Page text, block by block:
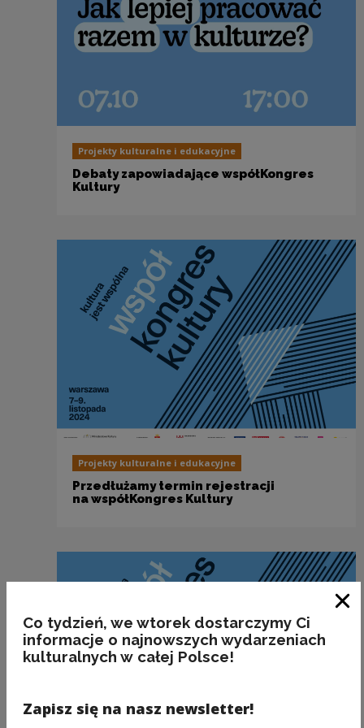
Projekty kulturalne i edukacyjne
Debaty zapowiadające współKongres
Kultury
Projekty kulturalne i edukacyjne
Przedłużamy termin rejestracji
na współKongres Kultury
Co tydzień, we wtorek dostarczymy Ci
informacje o najnowszych wydarzeniach
kulturalnych w całej Polsce!
Zapisz się na nasz newsletter!